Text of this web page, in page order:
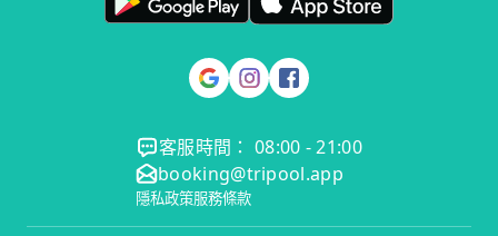
客服時間： 08:00 - 21:00
booking@tripool.app
隱私政策服務條款